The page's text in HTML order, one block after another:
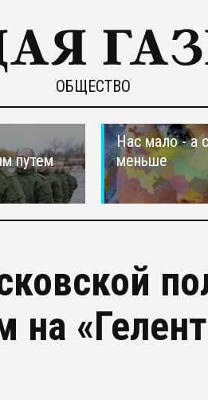
ОБЩЕСТВО
путем
Нас мало - а
меньше
на